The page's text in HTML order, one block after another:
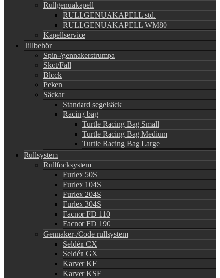
Rullgenuakapell
RULLGENUAKAPELL std.
RULLGENUAKAPELL WM80
Kapellservice
Tillbehör
Spin-/gennakerstrumpa
Skot/Fall
Block
Peken
Säckar
Standard segelsäck
Racing bag
Turtle Racing Bag Small
Turtle Racing Bag Medium
Turtle Racing Bag Large
Rullsystem
Rullfocksystem
Furlex 50S
Furlex 104S
Furlex 204S
Furlex 304S
Facnor FD 110
Facnor FD 190
Gennaker-/Code rullsystem
Seldén CX
Seldén GX
Karver KF
Karver KSF